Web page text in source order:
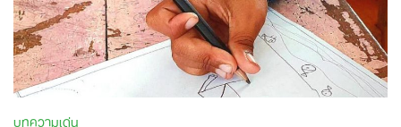
Search
for:
บทความเด่น